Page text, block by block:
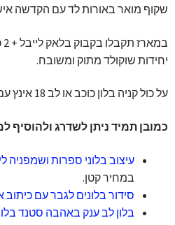
שקוף מואר באורות לד עם הקדשה
יחידות שוקולד מתוק ומשובח.
על כול קניה בלון כוכב או לב 18 אינץ עם כיתוב אישי ומרגש במתנה.
כמובן תמיד ניתן לשדרג ולהוסיף
עיצוב בלוני ספרות ושמפניה
במחיר קטן.
סידור בלונים לגבר עם כיתוב
בלון לב ענק באהבה סטנד